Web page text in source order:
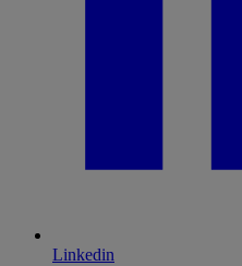
Linkedin